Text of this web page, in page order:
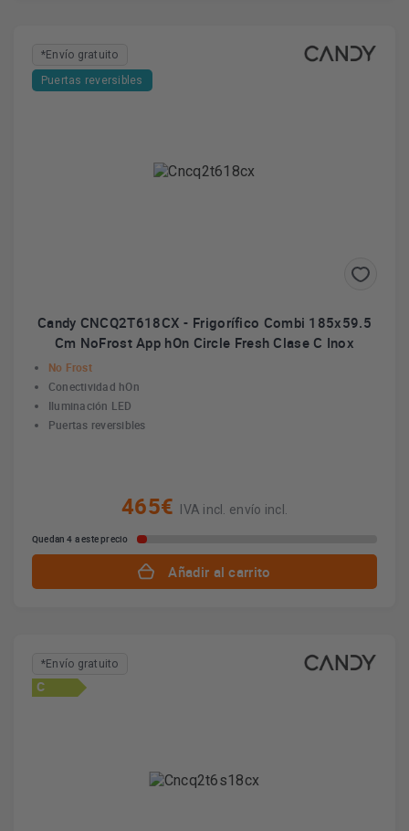
*Envío gratuito
Puertas reversibles
Candy CNCQ2T618CX - Frigorífico Combi 185x59.5
Cm NoFrost App hOn Circle Fresh Clase C Inox
No Frost
Conectividad hOn
Iluminación LED
Puertas reversibles
465€ IVA incl. envío incl.
Quedan 4 a este precio
Añadir al carrito
*Envío gratuito
C